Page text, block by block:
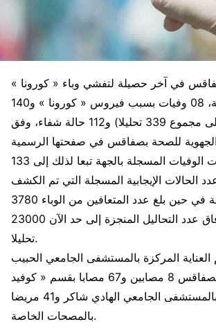
في آخر حصيلة لتفشي وباء « كورونا »
بتاريخ اليوم الجمعة، 08 وفيات بسبب فيروس « كورونا » و140
إصابة جديدة (على مجموع 339 تحليلا) و112 حالة شفاء، وفق
وارتفعت حالات الوفيات المسجلة بالجهة تبعا لذلك إلى 133
الحالات الإيجابية المسجلة التي تم الكشف
عنها، ال5000 حالة في حين بلغ عدد المتعافين من الوباء 3780
شخصا، وقد فاق عدد التحاليل المنجزة إلى حد الآن 23000
تحليلا.
المركزة بالمستشفى الجامعي الحبيب
بورقيبة بصفاقس 8 مصابين و67 مصابا بقسم « كوفيد
أوكسجين » بالمستشفى الجامعي الهادي شاكر و41 مريضا
بالمصحات الخاصة.